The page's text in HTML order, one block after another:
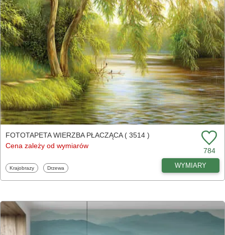
FOTOTAPETA WIERZBA PŁACZĄCA ( 3514 )
Cena zależy od wymiarów
784
Fototapety
Krajobrazy Fototapety
Drzewa WYMIARY